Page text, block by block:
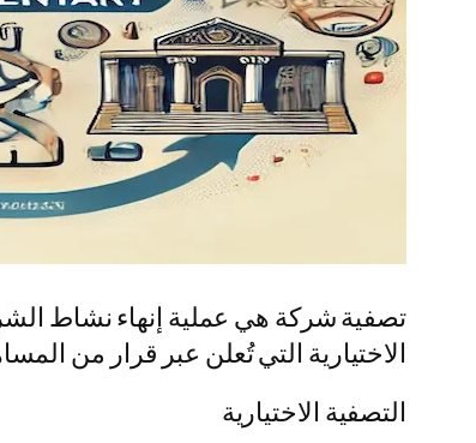
تصفية شركة هي عملية إنهاء نشاط
الاختيارية التي تُعلن عبر قرار من
التصفية الاختيارية